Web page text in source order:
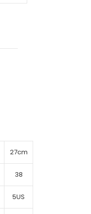
27cm
38
5US